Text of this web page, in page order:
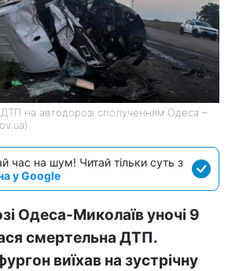
на автодорозі сполученням Одеса –
час на шум! Читай тільки суть з
у Google
Одеса-Миколаїв уночі 9
смертельна ДТП.
виїхав на зустрічну